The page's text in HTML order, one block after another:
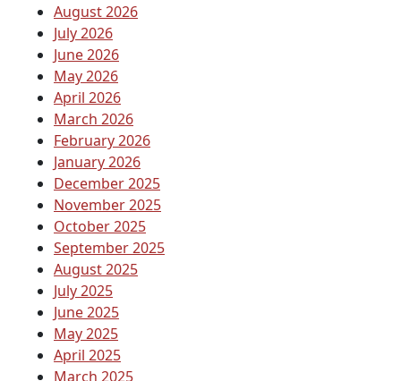
August 2026
July 2026
June 2026
May 2026
April 2026
March 2026
February 2026
January 2026
December 2025
November 2025
October 2025
September 2025
August 2025
July 2025
June 2025
May 2025
April 2025
March 2025